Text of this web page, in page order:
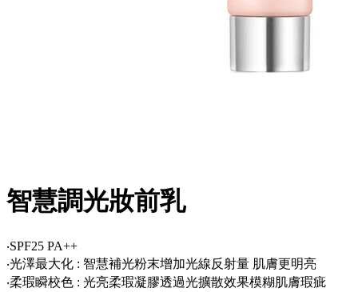
智慧調光妝前乳
‧SPF25 PA++
‧光澤最大化 : 智慧補光粉末增加光線反射量 肌膚更明亮
‧柔瑕瞬校色 : 光亮柔瑕凝膠透過光擴散效果模糊肌膚瑕疵